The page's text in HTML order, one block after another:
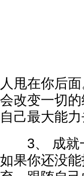
人甩在你后
会改变一切
自己最大能
3、 成就一
如果你还没